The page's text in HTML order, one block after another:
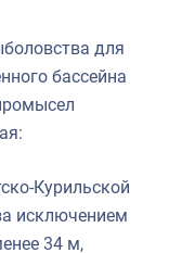
для
бассейна
Курильской
исключением
34 м,